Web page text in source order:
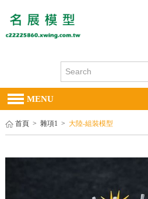
MENU
首頁 > 雜項1 > 大陸-組裝模型